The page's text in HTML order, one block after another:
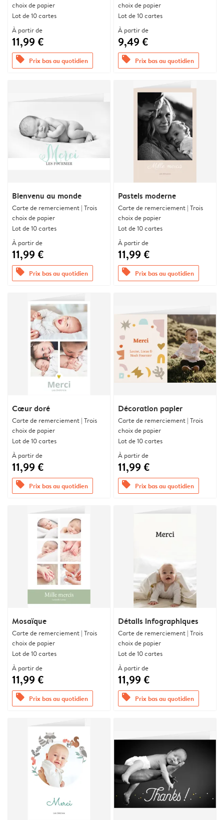
choix de papier
Lot de 10 cartes
À partir de
11,99 €
offers Prix bas au quotidien
choix de papier
Lot de 10 cartes
À partir de
9,49 €
offers Prix bas au quotidien
Bienvenu au monde
Carte de remerciement | Trois
choix de papier
Lot de 10 cartes
À partir de
11,99 €
offers Prix bas au quotidien
Pastels moderne
Carte de remerciement | Trois
choix de papier
Lot de 10 cartes
À partir de
11,99 €
offers Prix bas au quotidien
Cœur doré
Carte de remerciement | Trois
choix de papier
Lot de 10 cartes
À partir de
11,99 €
offers Prix bas au quotidien
Décoration papier
Carte de remerciement | Trois
choix de papier
Lot de 10 cartes
À partir de
11,99 €
offers Prix bas au quotidien
Mosaïque
Carte de remerciement | Trois
choix de papier
Lot de 10 cartes
À partir de
11,99 €
offers Prix bas au quotidien
Détails infographiques
Carte de remerciement | Trois
choix de papier
Lot de 10 cartes
À partir de
11,99 €
offers Prix bas au quotidien